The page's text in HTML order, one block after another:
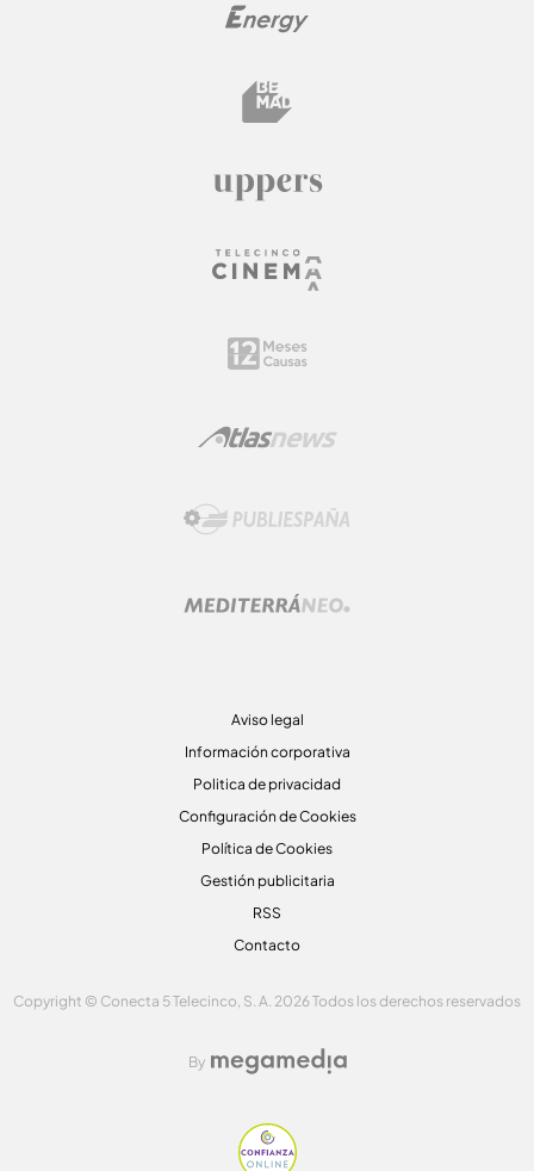
Aviso legal
Información corporativa
Politica de privacidad
Configuración de Cookies
Política de Cookies
Gestión publicitaria
RSS
Contacto
Copyright © Conecta 5 Telecinco, S. A. 2026 Todos los derechos reservados
By